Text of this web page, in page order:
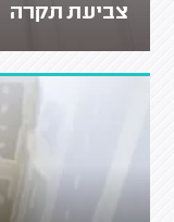
צביעת תקרה